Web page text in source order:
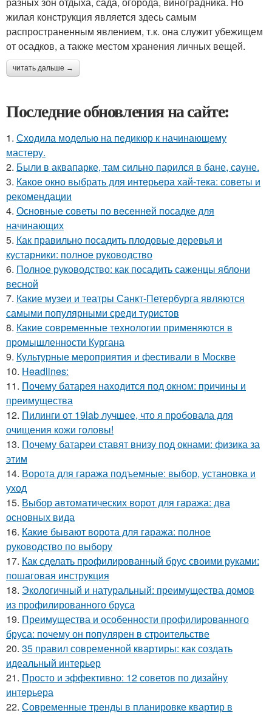
жилая конструкция является здесь самым
распространенным явлением, т.к. она служит убежищем
от осадков, а также местом хранения личных вещей.
читать дальше →
Последние обновления на сайте:
1. Сходила моделью на педикюр к начинающему
мастеру.
2. Были в аквапарке, там сильно парился в бане, сауне.
3. Какое окно выбрать для интерьера хай-тека: советы и
рекомендации
4. Основные советы по весенней посадке для
начинающих
5. Как правильно посадить плодовые деревья и
кустарники: полное руководство
6. Полное руководство: как посадить саженцы яблони
весной
7. Какие музеи и театры Санкт-Петербурга являются
самыми популярными среди туристов
8. Какие современные технологии применяются в
промышленности Кургана
9. Культурные мероприятия и фестивали в Москве
10. Headlines:
11. Почему батарея находится под окном: причины и
преимущества
12. Пилинги от 19lab лучшее, что я пробовала для
очищения кожи головы!
13. Почему батареи ставят внизу под окнами: физика за
этим
14. Ворота для гаража подъемные: выбор, установка и
уход
15. Выбор автоматических ворот для гаража: два
основных вида
16. Какие бывают ворота для гаража: полное
руководство по выбору
17. Как сделать профилированный брус своими руками:
пошаговая инструкция
18. Экологичный и натуральный: преимущества домов
из профилированного бруса
19. Преимущества и особенности профилированного
бруса: почему он популярен в строительстве
20. 35 правил современной квартиры: как создать
идеальный интерьер
21. Просто и эффективно: 12 советов по дизайну
интерьера
22. Современные тренды в планировке квартир в